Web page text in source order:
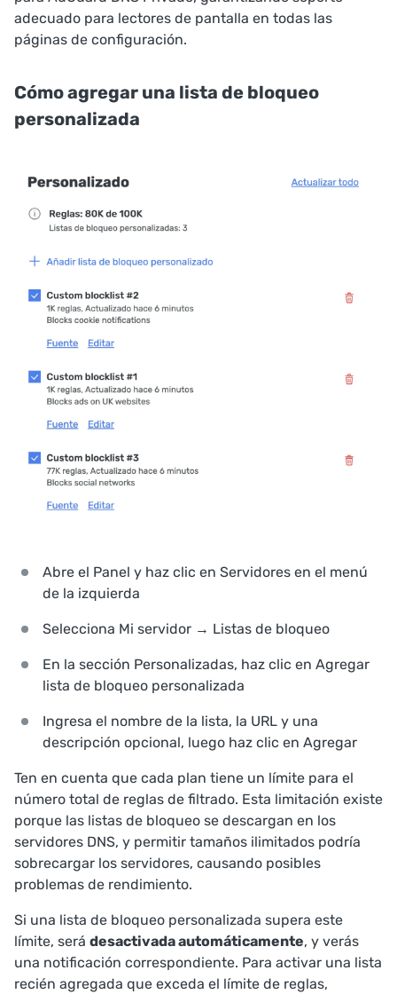
adecuado para lectores de pantalla en todas las
páginas de configuración.
Cómo agregar una lista de bloqueo
personalizada
Abre el Panel y haz clic en Servidores en el menú
de la izquierda
Selecciona Mi servidor → Listas de bloqueo
En la sección Personalizadas, haz clic en Agregar
lista de bloqueo personalizada
Ingresa el nombre de la lista, la URL y una
descripción opcional, luego haz clic en Agregar
Ten en cuenta que cada plan tiene un límite para el
número total de reglas de filtrado. Esta limitación existe
porque las listas de bloqueo se descargan en los
servidores DNS, y permitir tamaños ilimitados podría
sobrecargar los servidores, causando posibles
problemas de rendimiento.
Si una lista de bloqueo personalizada supera este
límite, será desactivada automáticamente, y verás
una notificación correspondiente. Para activar una lista
recién agregada que exceda el límite de reglas,